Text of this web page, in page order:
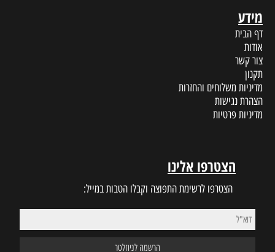
מידע
דף הבית
אודות
צור קשר
תקנון
מדיניות משלוחים והחזרות
הצהרת נגישות
מדיניות פרטיות
הצטרפו אלינו
הצטרפו לרשימת התפוצה וקבלו הטבות במייל: